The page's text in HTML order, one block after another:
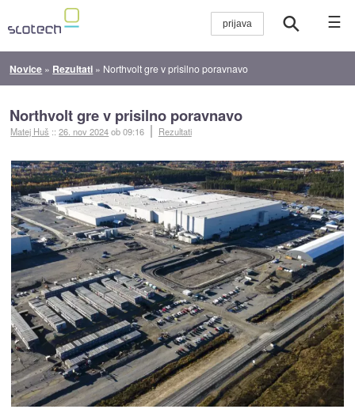
☰
Novice » Rezultati » Northvolt gre v prisilno poravnavo
Northvolt gre v prisilno poravnavo
Matej Huš ::26. nov 2024ob 09:16 Rezultati